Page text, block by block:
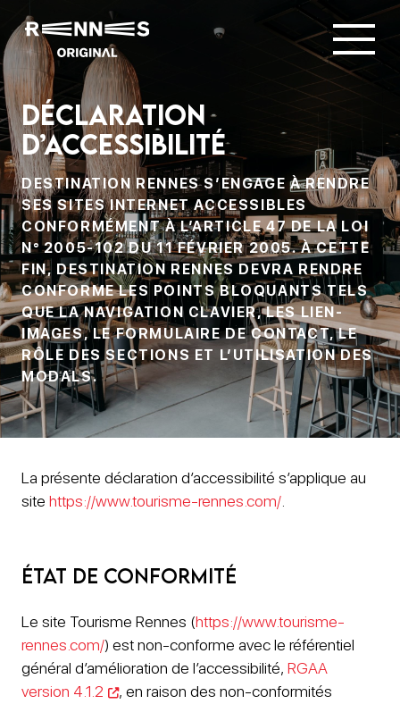
Déclaration
d’Accessibilité
DESTINATION RENNES S’ENGAGE À RENDRE
SES SITES INTERNET ACCESSIBLES
CONFORMÉMENT À L’ARTICLE 47 DE LA LOI
N° 2005-102 DU 11 FÉVRIER 2005. À CETTE
FIN, DESTINATION RENNES DEVRA RENDRE
CONFORME LES POINTS BLOQUANTS TELS
QUE LA NAVIGATION CLAVIER, LES LIEN-
IMAGES, LE FORMULAIRE DE CONTACT, LE
RÔLE DES SECTIONS ET L’UTILISATION DES
MODALS.
La présente déclaration d’accessibilité s’applique au
site https://www.tourisme-rennes.com/.
État de conformité
Le site Tourisme Rennes (https://www.tourisme-
rennes.com/) est non-conforme avec le référentiel
général d’amélioration de l’accessibilité, RGAA
version 4.1.2
, en raison des non-conformités